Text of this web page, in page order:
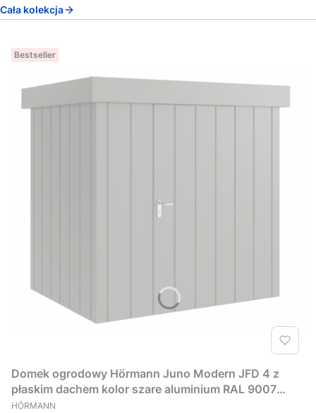
Cała kolekcja
Bestseller
Domek ogrodowy Hörmann Juno Modern JFD 4 z
płaskim dachem kolor szare aluminium RAL 9007
229x181 cm
PRODUCENT
HÖRMANN